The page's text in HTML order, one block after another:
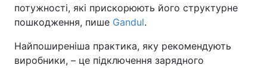
потужності, які прискорюють його структурне
пошкодження, пише Gandul.
Найпоширеніша практика, яку рекомендують
виробники, – це підключення зарядного